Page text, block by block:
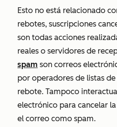
Esto no está relacionado
rebotes, suscripciones
son todas acciones
reales o servidores de
spam son correos
por operadores de listas
rebote. Tampoco
electrónico para cancelar
el correo como spam.